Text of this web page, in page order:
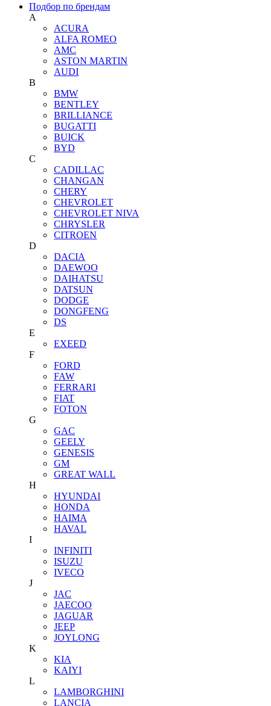
Подбор по брендам
A
ACURA
ALFA ROMEO
AMC
ASTON MARTIN
AUDI
B
BMW
BENTLEY
BRILLIANCE
BUGATTI
BUICK
BYD
C
CADILLAC
CHANGAN
CHERY
CHEVROLET
CHEVROLET NIVA
CHRYSLER
CITROEN
D
DACIA
DAEWOO
DAIHATSU
DATSUN
DODGE
DONGFENG
DS
E
EXEED
F
FORD
FAW
FERRARI
FIAT
FOTON
G
GAC
GEELY
GENESIS
GM
GREAT WALL
H
HYUNDAI
HONDA
HAIMA
HAVAL
I
INFINITI
ISUZU
IVECO
J
JAC
JAECOO
JAGUAR
JEEP
JOYLONG
K
KIA
KAIYI
L
LAMBORGHINI
LANCIA